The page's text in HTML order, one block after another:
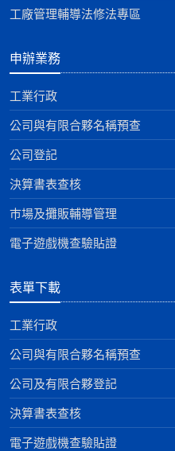
工廠管理輔導法修法專區
申辦業務
工業行政
公司與有限合夥名稱預查
公司登記
決算書表查核
巿場及攤販輔導管理
電子遊戲機查驗貼證
表單下載
工業行政
公司與有限合夥名稱預查
公司及有限合夥登記
決算書表查核
電子遊戲機查驗貼證